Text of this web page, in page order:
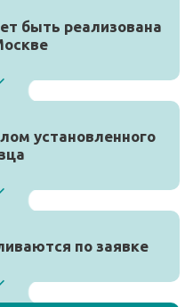
быть реализована
установленного
по заявке